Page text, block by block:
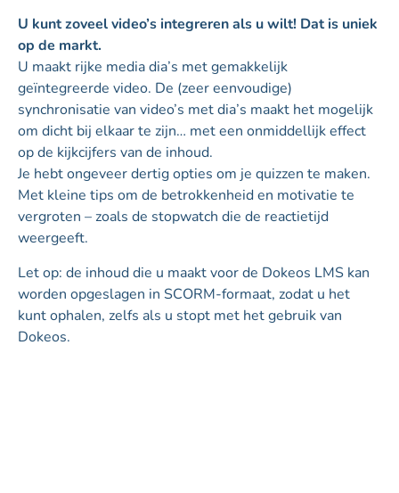
U kunt zoveel video’s integreren als u wilt! Dat is uniek
op de markt.
U maakt rijke media dia’s met gemakkelijk
geïntegreerde video. De (zeer eenvoudige)
synchronisatie van video’s met dia’s maakt het mogelijk
om dicht bij elkaar te zijn… met een onmiddellijk effect
op de kijkcijfers van de inhoud.
Je hebt ongeveer dertig opties om je quizzen te maken.
Met kleine tips om de betrokkenheid en motivatie te
vergroten – zoals de stopwatch die de reactietijd
weergeeft.
Let op: de inhoud die u maakt voor de Dokeos LMS kan
worden opgeslagen in SCORM-formaat, zodat u het
kunt ophalen, zelfs als u stopt met het gebruik van
Dokeos.